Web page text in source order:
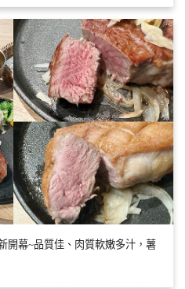
開幕~品質佳、肉質軟嫩多汁，薯